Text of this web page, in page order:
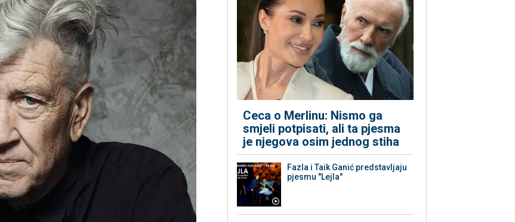
Ceca o Merlinu: Nismo ga
smjeli potpisati, ali ta pjesma
je njegova osim jednog stiha
Fazla i Taik Ganić predstavljaju
pjesmu "Lejla"